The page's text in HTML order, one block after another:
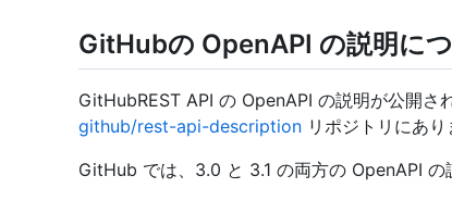
GitHubの OpenAPI の説明に
GitHubREST API の OpenAPI の説明が公開さ
github/rest-api-description リポジトリにあり
GitHub では、3.0 と 3.1 の両方の OpenAPI の